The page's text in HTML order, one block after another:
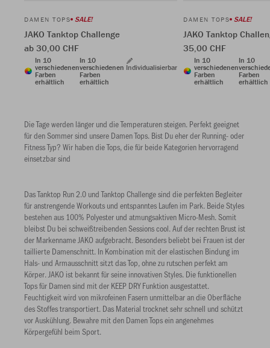
DAMEN TOPS SALE!
JAKO Tanktop Challenge
ab 30,00 CHF
In 10
verschiedenen
Farben
erhältlich
In 10
verschiedenen
Farben
erhältlich
Individualisierbar
DAMEN TOPS SALE!
JAKO Tanktop
35,00 CHF
In 10
verschiedenen
Farben
erhältlich
In 10
Farben
erhältlich
Die Tage werden länger und die Temperaturen steigen. Perfekt geeignet
für den Sommer sind unsere Damen Tops. Bist Du eher der Running- oder
Fitness Typ? Wir haben die Tops, die für beide Kategorien hervorragend
einsetzbar sind
Das Tanktop Run 2.0 und Tanktop Challenge sind die perfekten Begleiter
für anstrengende Workouts und entspanntes Laufen im Park. Beide Styles
bestehen aus 100% Polyester und atmungsaktiven Micro-Mesh. Somit
bleibst Du bei schweißtreibenden Sessions cool. Auf der rechten Brust ist
der Markenname JAKO aufgebracht. Besonders beliebt bei Frauen ist der
taillierte Damenschnitt. In Kombination mit der elastischen Bindung im
Hals- und Armausschnitt sitzt das Top, ohne zu rutschen perfekt am
Körper. JAKO ist bekannt für seine innovativen Styles. Die funktionellen
Tops für Damen sind mit der KEEP DRY Funktion ausgestattet.
Feuchtigkeit wird von mikrofeinen Fasern unmittelbar an die Oberfläche
des Stoffes transportiert. Das Material trocknet sehr schnell und schützt
vor Auskühlung. Bewahre mit den Damen Tops ein angenehmes
Körpergefühl beim Sport.